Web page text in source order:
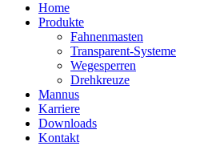
Home
Produkte
Fahnenmasten
Transparent-Systeme
Wegesperren
Drehkreuze
Mannus
Karriere
Downloads
Kontakt